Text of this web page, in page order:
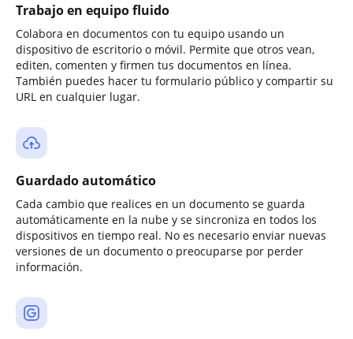
Trabajo en equipo fluido
Colabora en documentos con tu equipo usando un
dispositivo de escritorio o móvil. Permite que otros vean,
editen, comenten y firmen tus documentos en línea.
También puedes hacer tu formulario público y compartir su
URL en cualquier lugar.
Guardado automático
Cada cambio que realices en un documento se guarda
automáticamente en la nube y se sincroniza en todos los
dispositivos en tiempo real. No es necesario enviar nuevas
versiones de un documento o preocuparse por perder
información.